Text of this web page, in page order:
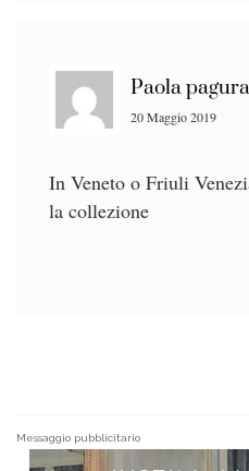
Paola pagura
20 Maggio 2019
In Veneto o Friuli
la collezione
Messaggio pubblicitario